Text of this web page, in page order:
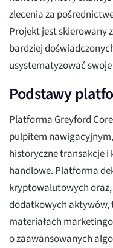
zlecenia za
Projekt jest skierowany
bardziej
usystematyzować
Podstawy
Platforma Greyford
pulpitem
historyczne transakcje
handlowe. Platforma
kryptowalutowych
dodatkowych aktywów,
materiałach
o zaawansowanych